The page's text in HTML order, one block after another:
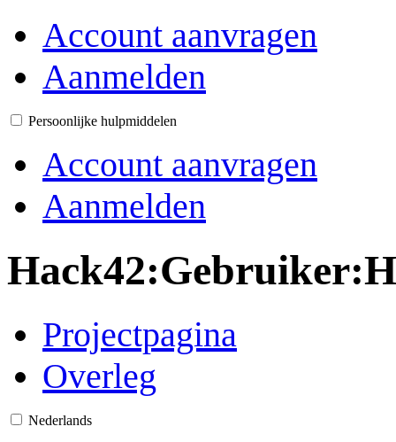
Account aanvragen
Aanmelden
Persoonlijke hulpmiddelen
Account aanvragen
Aanmelden
Hack42:
Projectpagina
Overleg
Nederlands